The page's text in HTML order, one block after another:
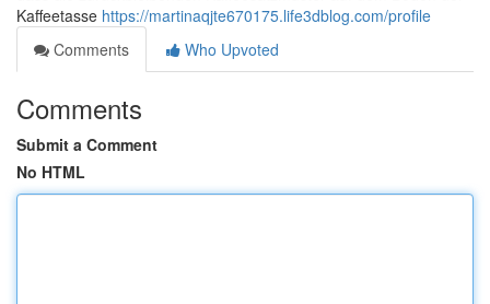
Kaffeetasse https://martinaqjte670175.life3dblog.com/profile
Comments
Who Upvoted
Comments
Submit a Comment
No HTML